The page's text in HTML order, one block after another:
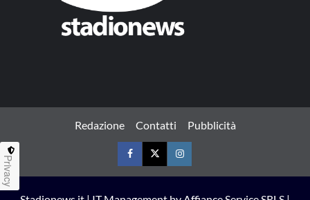
Redazione Contatti Pubblicità
FacebookTwitterInstagram
Privacy